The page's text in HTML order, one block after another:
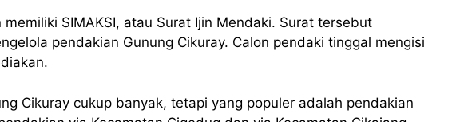
SIMAKSI, atau Surat Ijin Mendaki. Surat tersebut
pendakian Gunung Cikuray. Calon pendaki tinggal mengisi
Cikuray cukup banyak, tetapi yang populer adalah pendakian